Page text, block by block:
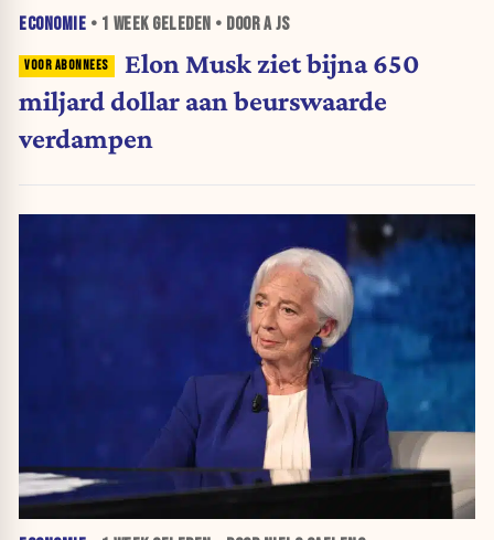
ECONOMIE • 1 WEEKGELEDEN • DOOR A JS
Elon Musk ziet bijna 650
miljard dollar aan beurswaarde
verdampen